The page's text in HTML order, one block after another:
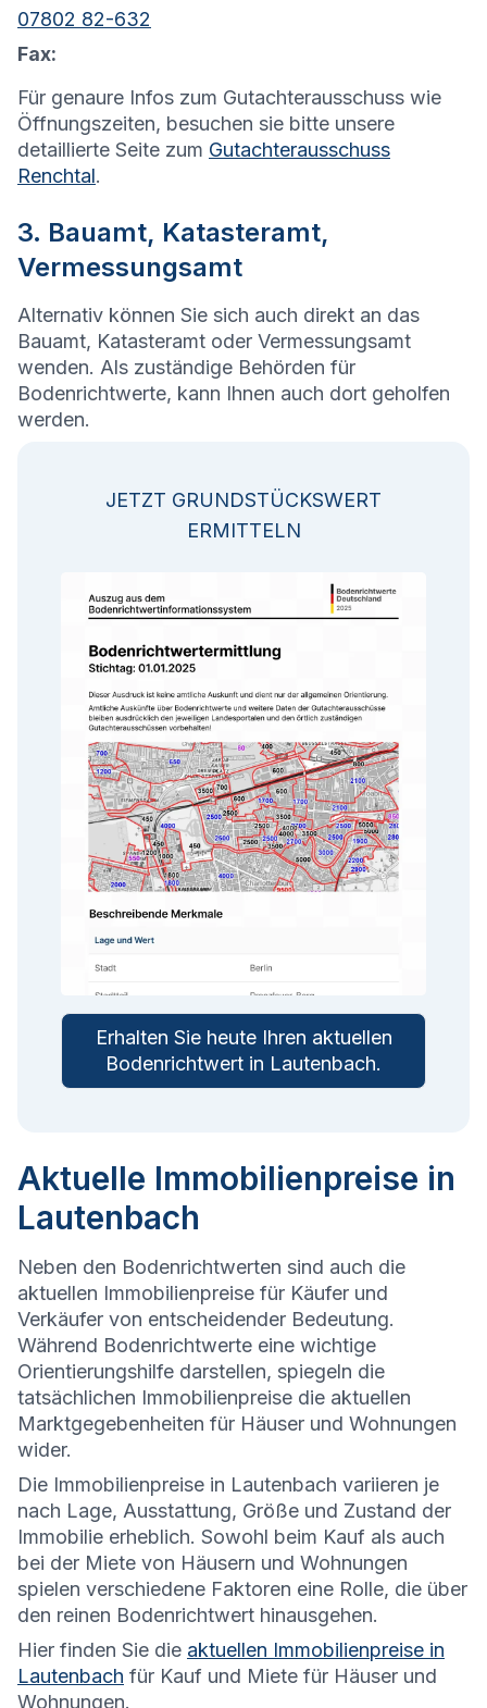
07802 82-632
Fax:
Für genaure Infos zum Gutachterausschuss wie
Öffnungszeiten, besuchen sie bitte unsere
detaillierte Seite zum Gutachterausschuss
Renchtal.
3. Bauamt, Katasteramt,
Vermessungsamt
Alternativ können Sie sich auch direkt an das
Bauamt, Katasteramt oder Vermessungsamt
wenden. Als zuständige Behörden für
Bodenrichtwerte, kann Ihnen auch dort geholfen
werden.
JETZT GRUNDSTÜCKSWERT
ERMITTELN
Erhalten Sie heute Ihren aktuellen
Bodenrichtwert in Lautenbach.
Aktuelle Immobilienpreise in
Lautenbach
Neben den Bodenrichtwerten sind auch die
aktuellen Immobilienpreise für Käufer und
Verkäufer von entscheidender Bedeutung.
Während Bodenrichtwerte eine wichtige
Orientierungshilfe darstellen, spiegeln die
tatsächlichen Immobilienpreise die aktuellen
Marktgegebenheiten für Häuser und Wohnungen
wider.
Die Immobilienpreise in Lautenbach variieren je
nach Lage, Ausstattung, Größe und Zustand der
Immobilie erheblich. Sowohl beim Kauf als auch
bei der Miete von Häusern und Wohnungen
spielen verschiedene Faktoren eine Rolle, die über
den reinen Bodenrichtwert hinausgehen.
Hier finden Sie die aktuellen Immobilienpreise in
Lautenbach für Kauf und Miete für Häuser und
Wohnungen.